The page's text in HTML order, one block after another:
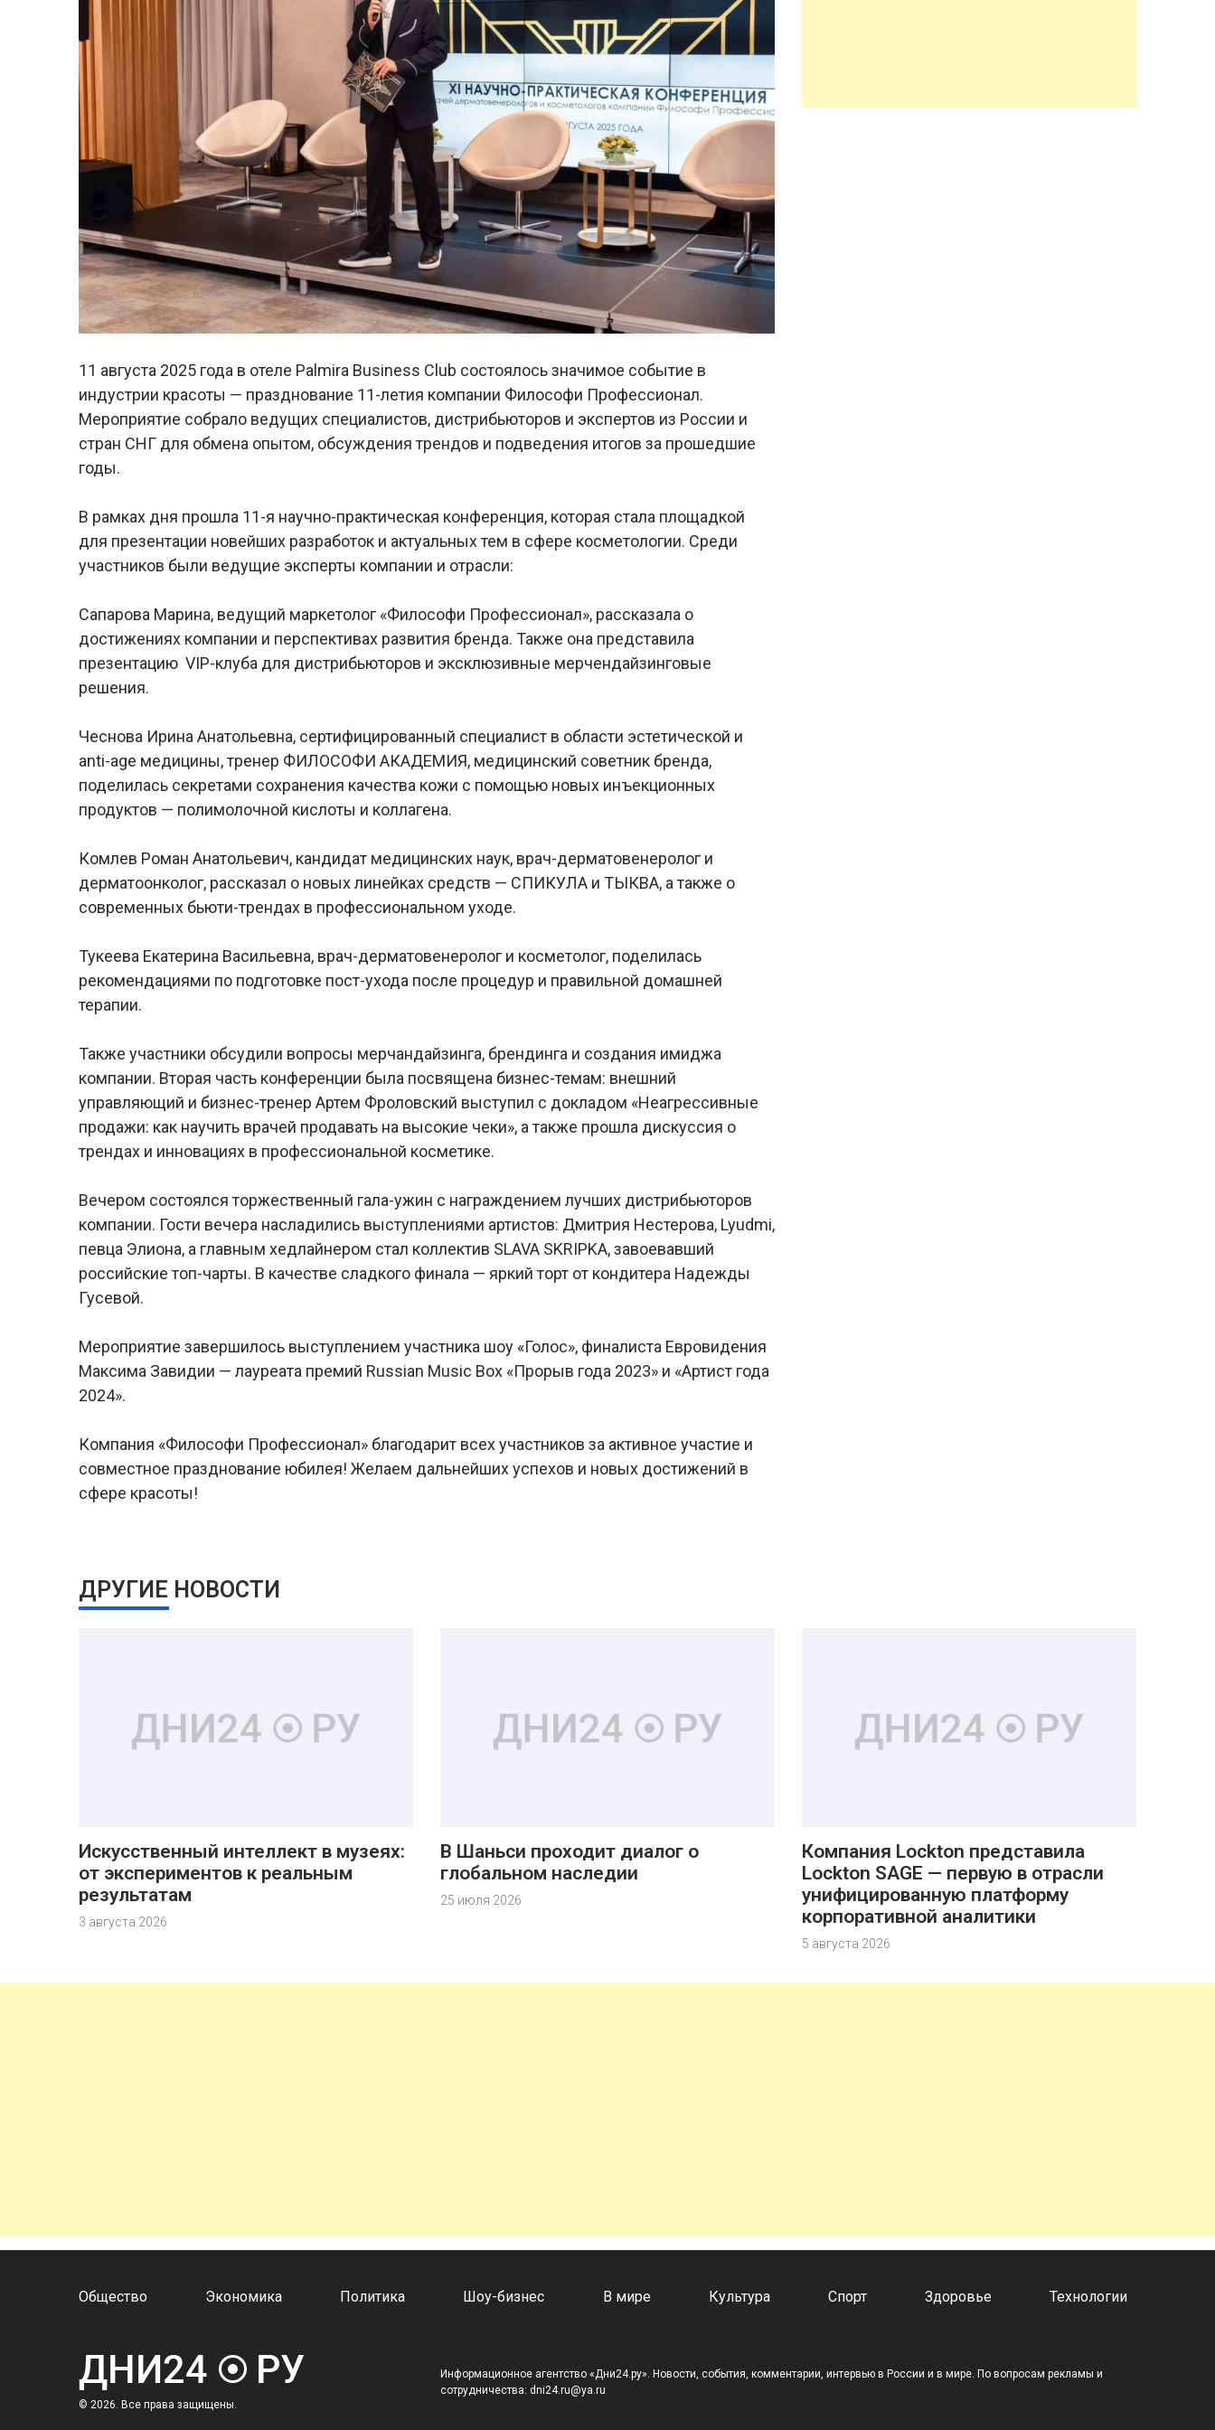
11 августа 2025 года в отеле Palmira Business Club состоялось значимое событие в
индустрии красоты — празднование 11-летия компании Философи Профессионал.
Мероприятие собрало ведущих специалистов, дистрибьюторов и экспертов из России и
стран СНГ для обмена опытом, обсуждения трендов и подведения итогов за прошедшие
годы.
В рамках дня прошла 11-я научно-практическая конференция, которая стала площадкой
для презентации новейших разработок и актуальных тем в сфере косметологии. Среди
участников были ведущие эксперты компании и отрасли:
Сапарова Марина, ведущий маркетолог «Философи Профессионал», рассказала о
достижениях компании и перспективах развития бренда. Также она представила
презентацию VIP-клуба для дистрибьюторов и эксклюзивные мерчендайзинговые
решения.
Чеснова Ирина Анатольевна, сертифицированный специалист в области эстетической и
anti-age медицины, тренер ФИЛОСОФИ АКАДЕМИЯ, медицинский советник бренда,
поделилась секретами сохранения качества кожи с помощью новых инъекционных
продуктов — полимолочной кислоты и коллагена.
Комлев Роман Анатольевич, кандидат медицинских наук, врач-дерматовенеролог и
дерматоонколог, рассказал о новых линейках средств — СПИКУЛА и ТЫКВА, а также о
современных бьюти-трендах в профессиональном уходе.
Тукеева Екатерина Васильевна, врач-дерматовенеролог и косметолог, поделилась
рекомендациями по подготовке пост-ухода после процедур и правильной домашней
терапии.
Также участники обсудили вопросы мерчандайзинга, брендинга и создания имиджа
компании. Вторая часть конференции была посвящена бизнес-темам: внешний
управляющий и бизнес-тренер Артем Фроловский выступил с докладом «Неагрессивные
продажи: как научить врачей продавать на высокие чеки», а также прошла дискуссия о
трендах и инновациях в профессиональной косметике.
Вечером состоялся торжественный гала-ужин с награждением лучших дистрибьюторов
компании. Гости вечера насладились выступлениями артистов: Дмитрия Нестерова, Lyudmi,
певца Элиона, а главным хедлайнером стал коллектив SLAVA SKRIPKA, завоевавший
российские топ-чарты. В качестве сладкого финала — яркий торт от кондитера Надежды
Гусевой.
Мероприятие завершилось выступлением участника шоу «Голос», финалиста Евровидения
Максима Завидии — лауреата премий Russian Music Box «Прорыв года 2023» и «Артист года
2024».
Компания «Философи Профессионал» благодарит всех участников за активное участие и
совместное празднование юбилея! Желаем дальнейших успехов и новых достижений в
сфере красоты!
ДРУГИЕ НОВОСТИ
Искусственный интеллект в музеях:
от экспериментов к реальным
результатам
3 августа 2026
В Шаньси проходит диалог о
глобальном наследии
25 июля 2026
Компания Lockton представила
Lockton SAGE — первую в отрасли
унифицированную платформу
корпоративной аналитики
5 августа 2026
Общество Экономика Политика Шоу-бизнес В мире Культура Спорт Здоровье Технологии
© 2026. Все права защищены.
Информационное агентство «Дни24.ру». Новости, события, комментарии, интервью в России и в мире. По вопросам рекламы и
сотрудничества: dni24.ru@ya.ru